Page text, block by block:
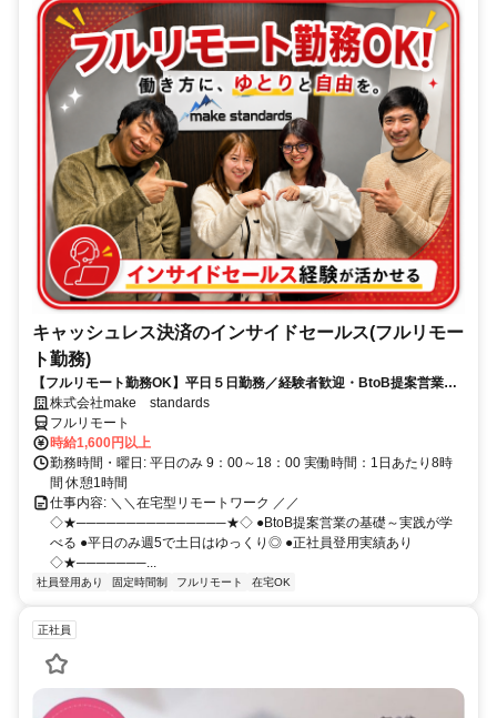
キャッシュレス決済のインサイドセールス(フルリモー
ト勤務)
【フルリモート勤務OK】平日５日勤務／経験者歓迎・BtoB提案営業で
スキルアップ
株式会社make standards
フルリモート
時給1,600円以上
勤務時間・曜日: 平日のみ 9：00～18：00 実働時間：1日あたり8時
間 休憩1時間
仕事内容: ＼＼在宅型リモートワーク ／／
◇★───────────────★◇ ●BtoB提案営業の基礎～実践が学
べる ●平日のみ週5で土日はゆっくり◎ ●正社員登用実績あり
◇★───────...
社員登用あり 固定時間制 フルリモート 在宅OK
正社員